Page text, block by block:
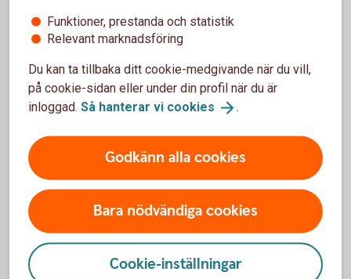
Om du har ett investeringsparkonto (ISK) behöver du inte
redovisa kapitalvinst eller kapitalförlust. Detta då dina
tillgångar på ISK schablonbeskattas.
Du kan räkna ut omkostnadsbelopp på två sätt, antingen
med hjälp av genomsnittsmetoden eller med hjälp av
schablonmetoden. Läs mer på Skatteverkets webbplats.
Räkna ut ditt omkostnadsbelopp
Har du betalat tillräckligt mycket skatt för
att få reduktion?
För att få skattereduktion för till exempel rut- och
Funktioner, prestanda och statistik
Relevant marknadsföring
Du kan ta tillbaka ditt cookie-medgivande när du vill,
på cookie-sidan eller under din profil när du är
inloggad. Så hanterar vi cookies .
Godkänn alla cookies
Bara nödvändiga cookies
Cookie-inställningar